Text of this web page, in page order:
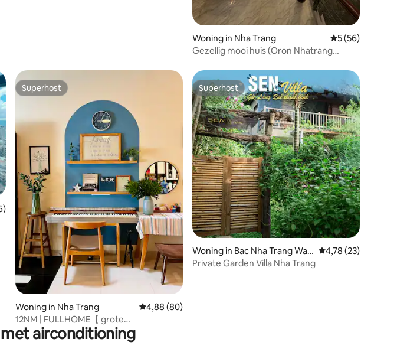
Woning in Nha Trang Gemiddelde
5 (56)
Gezellig mooi huis (Oron Nhatrang
beoordeling van 4,75 uit 5, 16 recensies
Superhost
Superhost
Woning in Nha Trang Gemiddelde beoordeling van 4,88 uit 5, 80 recensies
4,88 (80)
12NM | FULLHOME【 grote
groep/familie+】
Superhost
Superhost
Woning in Bac Nha Trang War
d
Gemiddelde
4,78 (23)
Private Garden Villa Nha Trang
airconditioning